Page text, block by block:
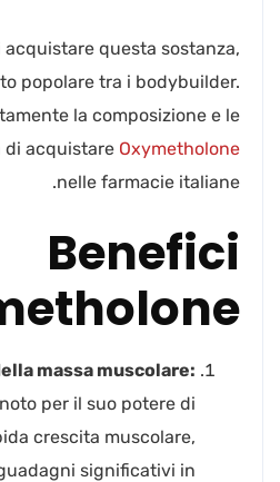
questa sostanza,
popolare tra i bodybuilder.
la composizione e le
acquistare Oxymetholone
nelle farmacie italiane.
Benefici
massa muscolare:
per il suo potere di
crescita muscolare,
significativi in